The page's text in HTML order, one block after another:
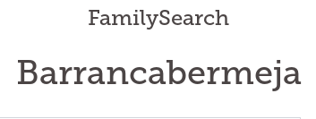
FamilySearch
Barrancabermeja